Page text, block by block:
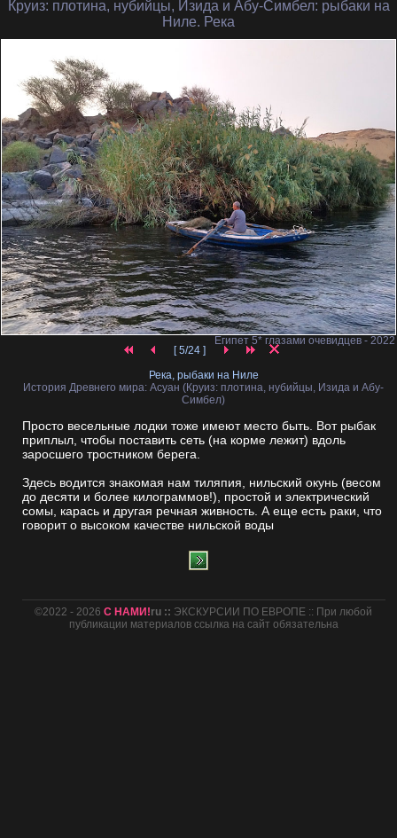
Круиз: плотина, нубийцы, Изида и Абу-Симбел: рыбаки на
Ниле. Река
Египет 5* глазами очевидцев - 2022
[ 5/24 ]
Река, рыбаки на Ниле
История Древнего мира: Асуан (Круиз: плотина, нубийцы, Изида и Абу-
Симбел)
Просто весельные лодки тоже имеют место быть. Вот рыбак
приплыл, чтобы поставить сеть (на корме лежит) вдоль
заросшего тростником берега.
Здесь водится знакомая нам тиляпия, нильский окунь (весом
до десяти и более килограммов!), простой и электрический
сомы, карась и другая речная живность. А еще есть раки, что
говорит о высоком качестве нильской воды
©2022 - 2026С НАМИ!ru :: ЭКСКУРСИИ ПО ЕВРОПЕ :: При любой
публикации материалов ссылка на сайт обязательна